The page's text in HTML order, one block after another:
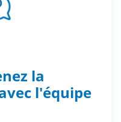
la
l'équipe